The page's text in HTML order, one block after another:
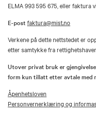
ELMA 993 595 675, eller faktura
E-post faktura@mist.no
Verkene på dette nettstedet er
etter samtykke fra
Utover privat bruk er
form kun tillatt etter avtale med
Åpenhetsloven
Personvernerklæring og